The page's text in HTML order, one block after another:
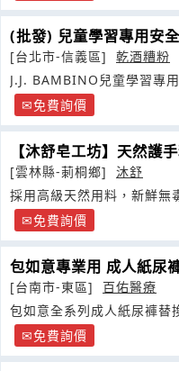
(批發) 兒童學習專用安
[台北市-信義區]
乾酒糟粉
J.J. BAMBINO兒童學習專
牙線棒免費詢價
【沐舒皂工坊】天然護
[雲林縣-莿桐鄉]
沐舒
採用高級天然用料，新鮮無
工皂推薦
免費詢價
包如意專業用 成人紙尿
[台南市-東區]
百佑醫療
包如意全系列成人紙尿褲替
網LKK免費詢價